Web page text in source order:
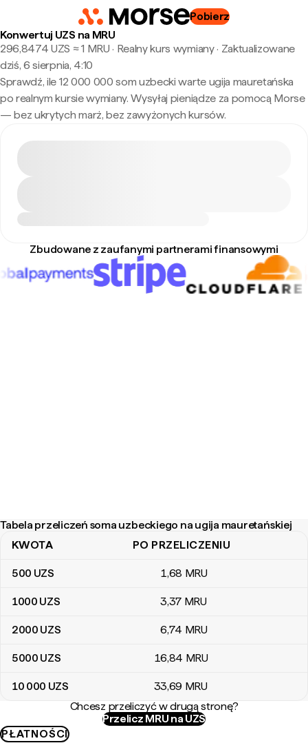
Pobierz
Konwertuj UZS na MRU
296,8474 UZS ≈ 1 MRU · Realny kurs wymiany· Zaktualizowane
dziś, 6 sierpnia, 4:10
Sprawdź, ile 12 000 000 som uzbecki warte ugija mauretańska
po realnym kursie wymiany. Wysyłaj pieniądze za pomocą Morse
— bez ukrytych marż, bez zawyżonych kursów.
Zbudowane z zaufanymi partnerami finansowymi
Tabela przeliczeń soma uzbeckiego na ugija mauretańskiej
Tabela przeliczeń soma uzbeckiego na ugija mauretańskiej
KWOTA PO PRZELICZENIU
500 UZS 1,68 MRU
1000 UZS 3,37 MRU
2000 UZS 6,74 MRU
5000 UZS 16,84 MRU
10 000 UZS 33,69 MRU
Chcesz przeliczyć w drugą stronę?
Przelicz MRU na UZS
PŁATNOŚCI